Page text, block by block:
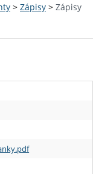
> Zápisy > Zápisy